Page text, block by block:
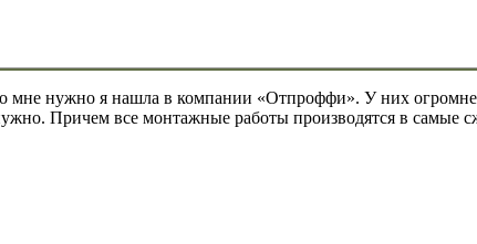
мне нужно я нашла в компании «Отпроффи». У них
Причем все монтажные работы производятся в самые